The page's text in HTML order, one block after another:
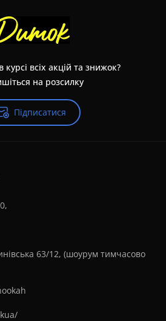
курсі всіх акцій та знижок?
на розсилку
Підписатися
63/12, (шоурум тимчасово